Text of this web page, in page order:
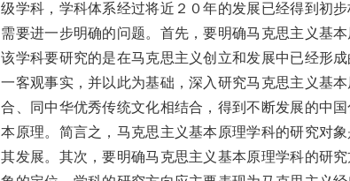
级学科，学科体系经过将近２０年的发展已经得到初
需要进一步明确的问题。首先，要明确马克思主义基
该学科要研究的是在马克思主义创立和发展中已经形
一客观事实，并以此为基础，深入研究马克思主义基
合、同中华优秀传统文化相结合，得到不断发展的中
本原理。简言之，马克思主义基本原理学科的研究对
其发展。其次，要明确马克思主义基本原理学科的研